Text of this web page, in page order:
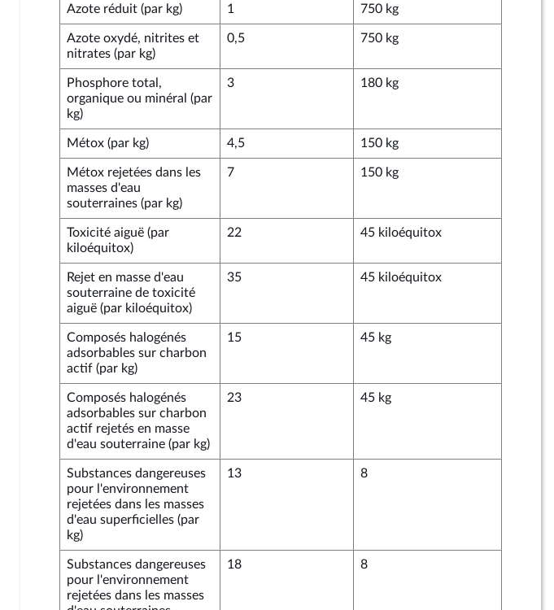
Azote réduit (par kg) 1 750 kg
Azote oxydé, nitrites et
nitrates (par kg)
0,5 750 kg
Phosphore total,
organique ou minéral (par
kg)
3 180 kg
Métox (par kg) 4,5 150 kg
Métox rejetées dans les
masses d'eau
souterraines (par kg)
7 150 kg
Toxicité aiguë (par
kiloéquitox)
22 45 kiloéquitox
Rejet en masse d'eau
souterraine de toxicité
aiguë (par kiloéquitox)
35 45 kiloéquitox
Composés halogénés
adsorbables sur charbon
actif (par kg)
15 45 kg
Composés halogénés
adsorbables sur charbon
actif rejetés en masse
d'eau souterraine (par kg)
23 45 kg
Substances dangereuses
pour l'environnement
rejetées dans les masses
d'eau superficielles (par
kg)
13 8
Substances dangereuses
pour l'environnement
rejetées dans les masses
18 8